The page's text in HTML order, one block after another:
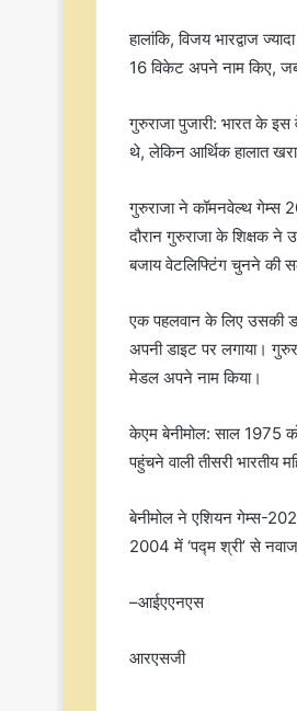
हालांकि, विजय भारद्वाज
16 विकेट अपने नाम किए,
गुरुराजा पुजारी: भारत के
थे, लेकिन आर्थिक हालात
गुरुराजा ने कॉमनवेल्थ गेम्स
दौरान गुरुराजा के शिक्षक
बजाय वेटलिफ्टिंग चुनने की
एक पहलवान के लिए उसकी
अपनी डाइट पर लगाया।
मेडल अपने नाम किया।
केएम बेनीमोल: साल 1975
पहुंचने वाली तीसरी भारतीय
बेनीमोल ने एशियन गेम्स-
2004 में ‘पद्म श्री’ से
–आईएएनएस
आरएसजी